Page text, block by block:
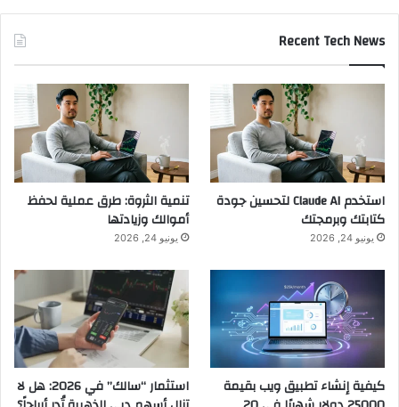
Recent Tech News
استخدم Claude AI لتحسين جودة
كتابتك وبرمجتك
يونيو 24, 2026
تنمية الثروة: طرق عملية لحفظ
أموالك وزيادتها
يونيو 24, 2026
كيفية إنشاء تطبيق ويب بقيمة
استثمار “سالك” في 2026: هل لا